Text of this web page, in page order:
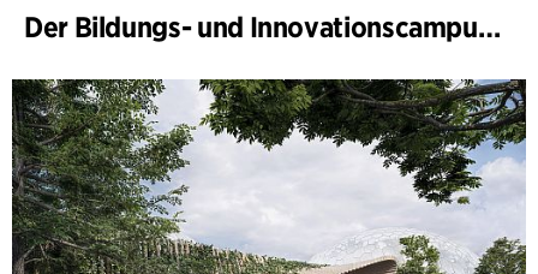
Der Bildungs- und Innovationscampus (BIC) nimmt Gestalt an